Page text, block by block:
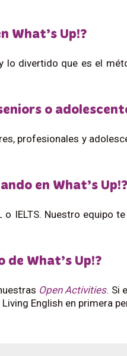
What’s Up!?
divertido que es el
o
profesionales y
en What’s Up!?
IELTS. Nuestro equipo
What’s Up!?
Open Activities. Si
English en primera